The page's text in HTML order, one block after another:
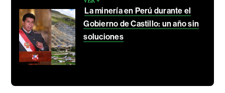
La minería en Perú durante el
Gobierno de Castillo: un año sin
soluciones